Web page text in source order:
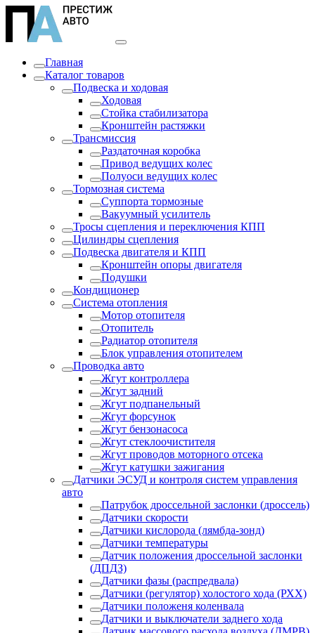
Главная
Каталог товаров
Подвеска и ходовая
Ходовая
Стойка стабилизатора
Кронштейн растяжки
Трансмиссия
Раздаточная коробка
Привод ведущих колес
Полуоси ведущих колес
Тормозная система
Суппорта тормозные
Вакуумный усилитель
Тросы сцепления и переключения КПП
Цилиндры сцепления
Подвеска двигателя и КПП
Кронштейн опоры двигателя
Подушки
Кондиционер
Система отопления
Мотор отопителя
Отопитель
Радиатор отопителя
Блок управления отопителем
Проводка авто
Жгут контроллера
Жгут задний
Жгут подпанельный
Жгут форсунок
Жгут бензонасоса
Жгут стеклоочистителя
Жгут проводов моторного отсека
Жгут катушки зажигания
Датчики ЭСУД и контроля систем управления
авто
Патрубок дроссельной заслонки (дроссель)
Датчики скорости
Датчики кислорода (лямбда-зонд)
Датчики температуры
Датчик положения дроссельной заслонки
(ДПДЗ)
Датчики фазы (распредвала)
Датчики (регулятор) холостого хода (РХХ)
Датчики положеня коленвала
Датчики и выключатели заднего хода